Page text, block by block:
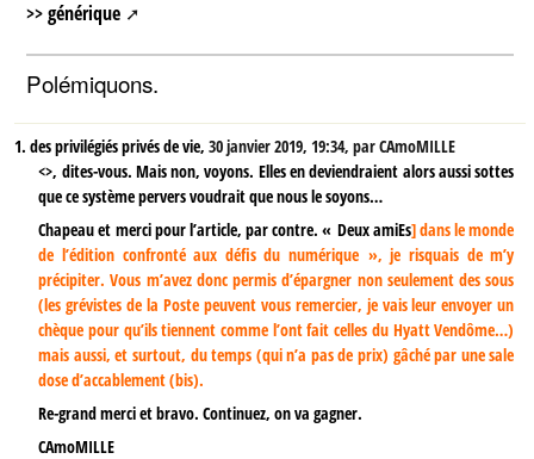
>>générique
Polémiquons.
1. des privilégiés privés de vie,30 janvier 2019, 19:34,parCAmoMILLE
<>, dites-vous. Mais non, voyons. Elles en deviendraient alors aussi sottes
que ce système pervers voudrait que nous le soyons…
Chapeau et merci pour l’article, par contre. « Deux amiEs] dans le monde
de l’édition confronté aux défis du numérique », je risquais de m’y
précipiter. Vous m’avez donc permis d’épargner non seulement des sous
(les grévistes de la Poste peuvent vous remercier, je vais leur envoyer un
chèque pour qu’ils tiennent comme l’ont fait celles du Hyatt Vendôme…)
mais aussi, et surtout, du temps (qui n’a pas de prix) gâché par une sale
dose d’accablement (bis).
Re-grand merci et bravo. Continuez, on va gagner.
CAmoMILLE